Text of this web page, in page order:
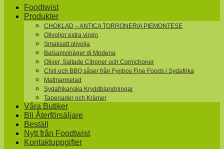
Foodtwist
Produkter
CHOKLAD – ANTICA TORRONERIA PIEMONTESE
Olivoljor extra virgin
Smaksatt olivolja
Balsamvinäger di Modena
Oliver, Saltade Citroner och Cornichoner
Chili och BBQ såser från Fynbos Fine Foods i Sydafrika
Matmarmelad
Sydafrikanska Kryddblandningar
Tapenader och Krämer
Våra Butiker
Bli Återförsäljare
Beställ
Nytt från Foodtwist
Kontaktuppgifter